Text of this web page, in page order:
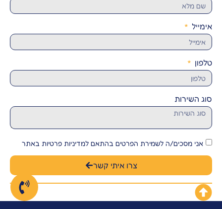
אימייל
טלפון
סוג השירות
אני מסכים/ה לשמירת הפרטים בהתאם למדיניות פרטיות באתר
צרו איתי קשר